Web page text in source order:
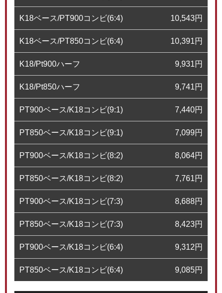
K18ベース/PT900コンビ(6:4) 10,543円
K18ベース/PT850コンビ(6:4) 10,391円
K18/Pt900ハーフ 9,931円
K18/Pt850ハーフ 9,741円
PT900ベース/K18コンビ(9:1) 7,440円
PT850ベース/K18コンビ(9:1) 7,099円
PT900ベース/K18コンビ(8:2) 8,064円
PT850ベース/K18コンビ(8:2) 7,761円
PT900ベース/K18コンビ(7:3) 8,688円
PT850ベース/K18コンビ(7:3) 8,423円
PT900ベース/K18コンビ(6:4) 9,312円
PT850ベース/K18コンビ(6:4) 9,085円